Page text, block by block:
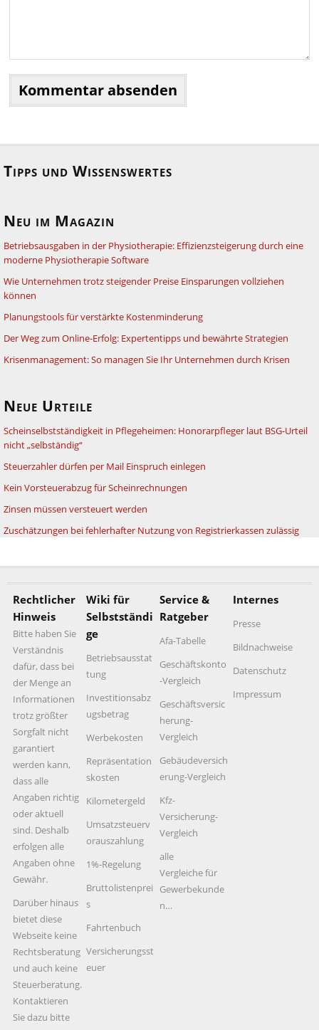
Tipps und Wissenswertes
Neu im Magazin
Betriebsausgaben in der Physiotherapie: Effizienzsteigerung durch eine
moderne Physiotherapie Software
Wie Unternehmen trotz steigender Preise Einsparungen vollziehen
können
Planungstools für verstärkte Kostenminderung
Der Weg zum Online-Erfolg: Expertentipps und bewährte Strategien
Krisenmanagement: So managen Sie Ihr Unternehmen durch Krisen
Neue Urteile
Scheinselbstständigkeit in Pflegeheimen: Honorarpfleger laut BSG-Urteil
nicht „selbständig“
Steuerzahler dürfen per Mail Einspruch einlegen
Kein Vorsteuerabzug für Scheinrechnungen
Zinsen müssen versteuert werden
Zuschätzungen bei fehlerhafter Nutzung von Registrierkassen zulässig
Rechtlicher
Hinweis
Bitte haben Sie
Verständnis
dafür, dass bei
der Menge an
Informationen
trotz größter
Sorgfalt nicht
garantiert
werden kann,
dass alle
Angaben richtig
oder aktuell
sind. Deshalb
erfolgen alle
Angaben ohne
Gewähr.
Darüber hinaus
bietet diese
Webseite keine
Rechtsberatung
und auch keine
Steuerberatung.
Kontaktieren
Sie dazu bitte
Wiki für
Selbstständi
ge
Betriebsausstat
tung
Investitionsabz
ugsbetrag
Werbekosten
Repräsentation
skosten
Kilometergeld
Umsatzsteuerv
orauszahlung
1%-Regelung
Bruttolistenprei
s
Fahrtenbuch
Versicherungsst
euer
Service &
Ratgeber
Afa-Tabelle
Geschäftskonto
-Vergleich
Geschäftsversic
herung-
Vergleich
Gebäudeversich
erung-Vergleich
Kfz-
Versicherung-
Vergleich
alle
Vergleiche für
Gewerbekunde
n…
Internes
Presse
Bildnachweise
Datenschutz
Impressum